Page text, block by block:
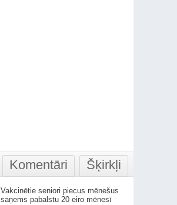
Komentāri Šķirkļi
Vakcinētie seniori piecus mēnešus
saņems pabalstu 20 eiro mēnesī